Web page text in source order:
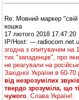
Re: Мовний маркер
кошка
17 лютого 2018 17:47:20
IP/Host: ---
згодна з опитувачем на
тих "западенців", про
не реагували на
Західної України в 60-
від незрозумілих
твердо зрозуміла, що
чужого . Слава Україні!.